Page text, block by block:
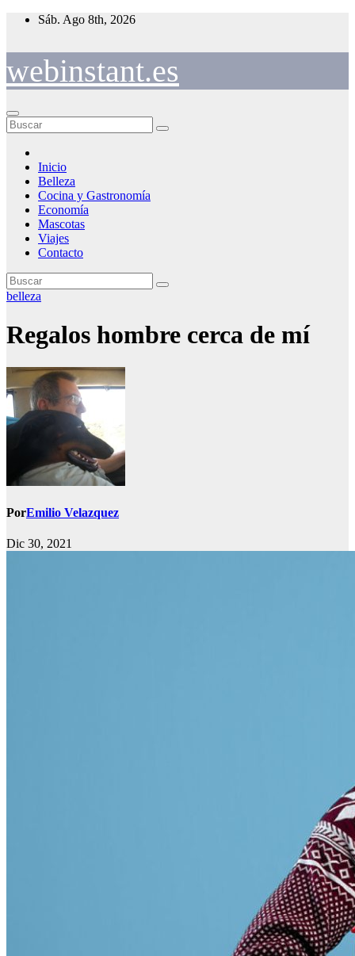
Saltar
Sáb. Ago 8th, 2026
webinstant.es
Inicio
Belleza
Cocina y Gastronomía
Economía
Mascotas
Viajes
Contacto
belleza
Regalos hombre cerca de mí
PorEmilio Velazquez
Dic 30, 2021